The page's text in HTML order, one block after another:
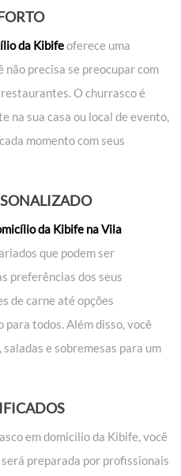
da Kibifeoferece uma
não precisa se preocupar com
O churrasco é
na sua casa ou local de evento,
momento com seus
da Kibife na Vila
que podem ser
preferências dos seus
de carne até opções
todos. Além disso, você
e sobremesas para um
em domicílio da Kibife, você
preparada por profissionais